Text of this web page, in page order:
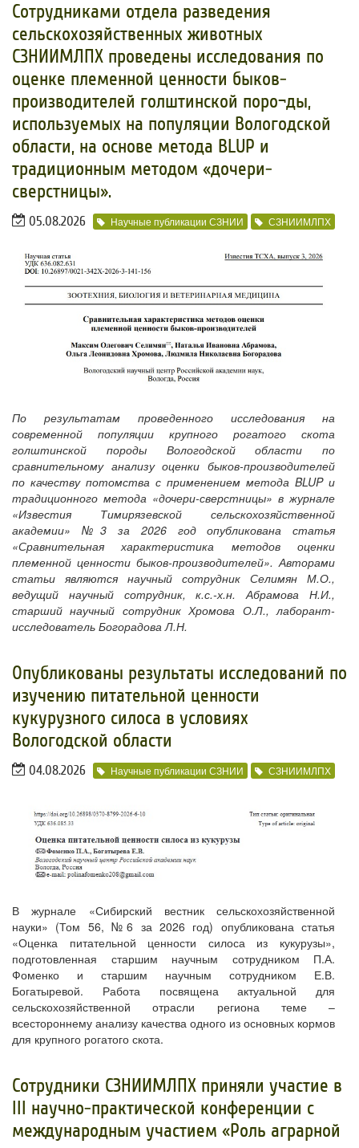
Сотрудниками отдела разведения
сельскохозяйственных животных
СЗНИИМЛПХ проведены исследования по
оценке племенной ценности быков-
производителей голштинской поро¬ды,
используемых на популяции Вологодской
области, на основе метода BLUP и
традиционным методом «дочери-
сверстницы».
05.08.2026 Научные публикации СЗНИИ СЗНИИМЛПХ
По результатам проведенного исследования на
современной популяции крупного рогатого скота
голштинской породы Вологодской области по
сравнительному анализу оценки быков-производителей
по качеству потомства с применением метода BLUP и
традиционного метода «дочери-сверстницы» в журнале
«Известия Тимирязевской сельскохозяйственной
академии» №3 за 2026 год опубликована статья
«Сравнительная характеристика методов оценки
племенной ценности быков-производителей». Авторами
статьи являются научный сотрудник Селимян М.О.,
ведущий научный сотрудник, к.с.-х.н. Абрамова Н.И.,
старший научный сотрудник Хромова О.Л., лаборант-
исследователь Богорадова Л.Н.
Опубликованы результаты исследований по
изучению питательной ценности
кукурузного силоса в условиях
Вологодской области
04.08.2026 Научные публикации СЗНИИ СЗНИИМЛПХ
В журнале «Сибирский вестник сельскохозяйственной
науки» (Том 56, №6 за 2026 год) опубликована статья
«Оценка питательной ценности силоса из кукурузы»,
подготовленная старшим научным сотрудником П.А.
Фоменко и старшим научным сотрудником Е.В.
Богатыревой. Работа посвящена актуальной для
сельскохозяйственной отрасли региона теме –
всестороннему анализу качества одного из основных кормов
для крупного рогатого скота.
Сотрудники СЗНИИМЛПХ приняли участие в
III научно-практической конференции с
международным участием «Роль аграрной